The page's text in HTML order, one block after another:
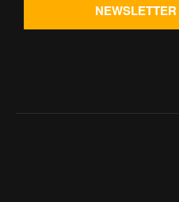
NEWSLETTER